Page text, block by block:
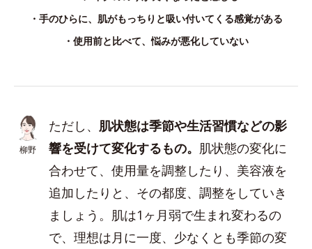
・手のひらに、肌がもっちりと吸い付いてくる感覚がある
・使用前と比べて、悩みが悪化していない
柳野
ただし、 肌状態は季節や生活習慣などの影
響を受けて変化するもの。 肌状態の変化に
合わせて、使用量を調整したり、美容液を
追加したりと、その都度、調整をしていき
ましょう。肌は1ヶ月弱で生まれ変わるの
で、理想は月に一度、少なくとも季節の変